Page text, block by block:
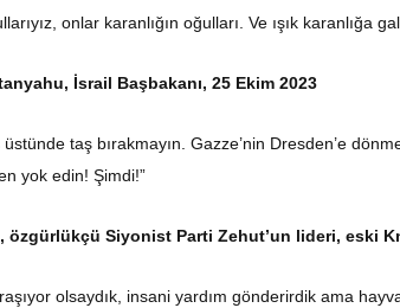
onlar karanlığın oğulları. Ve ışık karanlığa
İsrail Başbakanı, 25 Ekim 2023
üstünde taş bırakmayın. Gazze’nin Dresden’e
yok edin! Şimdi!”
özgürlükçü Siyonist Parti Zehut’un lideri, eski
olsaydık, insani yardım gönderirdik ama